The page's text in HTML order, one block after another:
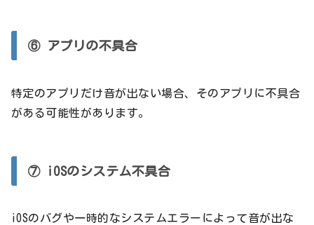
⑥ アプリの不具合
特定のアプリだけ音が出ない場合、そのアプリに不具合
がある可能性があります。
⑦ iOSのシステム不具合
iOSのバグや一時的なシステムエラーによって音が出な